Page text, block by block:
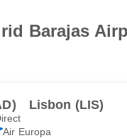
Barajas
Lisbon (LIS)
Air Europa